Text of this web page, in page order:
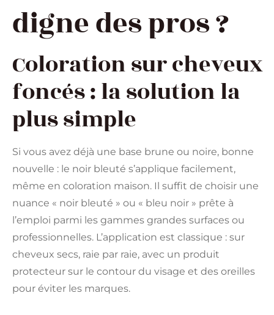
digne des pros ?
Coloration sur cheveux
foncés : la solution la
plus simple
Si vous avez déjà une base brune ou noire, bonne
nouvelle : le noir bleuté s’applique facilement,
même en coloration maison. Il suffit de choisir une
nuance « noir bleuté » ou « bleu noir » prête à
l’emploi parmi les gammes grandes surfaces ou
professionnelles. L’application est classique : sur
cheveux secs, raie par raie, avec un produit
protecteur sur le contour du visage et des oreilles
pour éviter les marques.